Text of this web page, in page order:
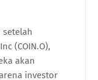
(COIN.O),
akan
investor